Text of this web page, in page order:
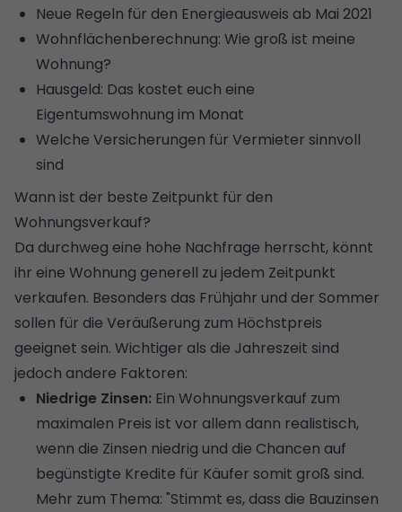
Neue Regeln für den Energieausweis ab Mai 2021
Wohnflächenbe­rechnung: Wie groß ist meine
Wohnung?
Hausgeld: Das kostet euch eine
Eigentumswohnung im Monat
Welche Versicherungen für Vermieter sinnvoll
sind
Wann ist der beste Zeitpunkt für den
Wohnungsverkauf?
Da durchweg eine hohe Nachfrage herrscht, könnt
ihr eine Wohnung generell zu jedem Zeitpunkt
verkaufen. Besonders das Frühjahr und der Sommer
sollen für die Veräußerung zum Höchstpreis
geeignet sein. Wichtiger als die Jahreszeit sind
jedoch andere Faktoren:
Niedrige Zinsen: Ein Wohnungsverkauf zum
maximalen Preis ist vor allem dann realistisch,
wenn die Zinsen niedrig und die Chancen auf
begünstigte Kredite für Käufer somit groß sind.
Mehr zum Thema: "Stimmt es, dass die Bauzinsen